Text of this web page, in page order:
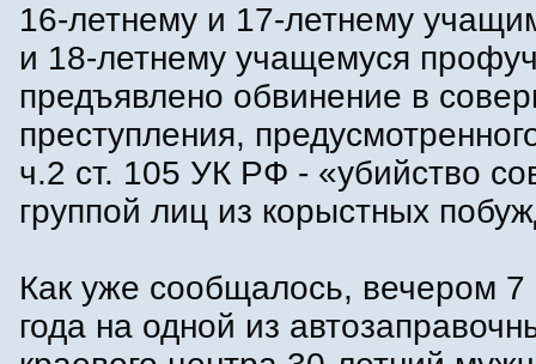
16-летнему и 17-летнему
и 18-летнему учащемуся
предъявлено обвинение в
преступления,
ч.2 ст. 105 УК РФ - «убийство
группой лиц из корыстных
Как уже сообщалось, вечером
года на одной из